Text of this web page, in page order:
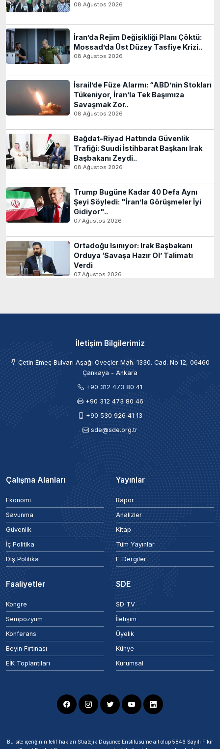
08 Ağustos 2026
İran’da Rejim Değişikliği Planı Çöktü:
Mossad’da Üst Düzey Tasfiye Krizi..
08 Ağustos 2026
İsrail’de Füze Alarmı: “ABD’nin Stokları
Tükeniyor, İran’la Tek Başımıza
Savaşmak Zor..
08 Ağustos 2026
Bağdat-Riyad Hattında Güvenlik
Trafiği: Suudi İstihbarat Başkanı Irak
Başbakanı Zeydi..
08 Ağustos 2026
Trump Bugüne Kadar 40 Defa Aynı
Şeyi Söyledi: "İran’la Görüşmeler İyi
Gidiyor"..
07 Ağustos 2026
Ortadoğu Isınıyor: Irak Başbakanı
Orduya ‘Savaşa Hazır Ol’ Talimatı
Verdi
07 Ağustos 2026
İletişim Bilgilerimiz
Çetin Emeç Bulvarı Aşağı Öveçler Mah. 1330. Cad. No:12, 06460
Çankaya - Ankara
+90 312 473 80 41
+90 312 473 80 46
+90 530 926 41 13
sde@sde.org.tr
Çalışma Alanları
Ekonomi
Savunma
Güvenlik
İç Politika
Dış Politika
Yayınlar
Rapor
Analizler
Kitap
Tüm Yayınlar
E-Dergiler
Faaliyetler
Kongre
Sempozyum
Konferans
Beyin Fırtınası
EİK Toplantıları
SDE
SD TV
İletişim
Üyelik
Künye
Kurumsal
Bu site içeriğinin telif hakları Stratejik Düşünce Enstitüsü’ne ait olup 5846 Sayılı Fikir